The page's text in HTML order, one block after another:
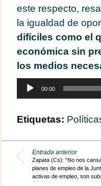
este respecto,
la igualdad de
difíciles como el
económica sin
los medios
Reproductor
audio
00:00
Etiquetas:
Entrada anterior
Zapata (Cs): “No nos
planes de empleo de la
activas de empleo, son